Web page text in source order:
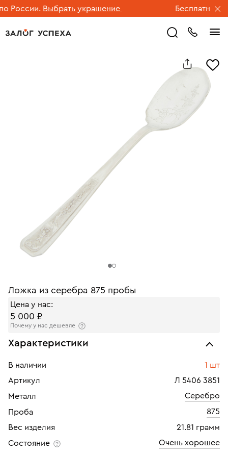
России. Выбрать украшение Бесплатная
Ложка из серебра 875 пробы
Цена у нас:
5 000 ₽
Почему у нас дешевле
Характеристики
В наличии
1 шт
Артикул
Л 5406 3851
Металл
Серебро
Проба
875
Вес изделия
21.81 грамм
Состояние
Очень хорошее